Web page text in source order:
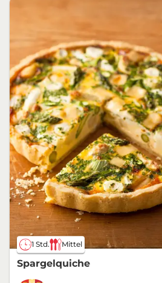
1 Std. Mittel
Spargelquiche